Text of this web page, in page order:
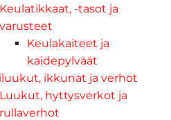
Keulatikkaat, -tasot ja
varusteet
Keulakaiteet ja
kaidepylväät
ikkunat ja verhot
Luukut, hyttysverkot ja
rullaverhot